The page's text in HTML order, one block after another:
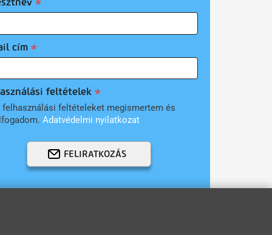
cím
feltételek
felhasználási feltételeket megismertem és
Adatvédelmi nyilatkozat
FELIRATKOZÁS